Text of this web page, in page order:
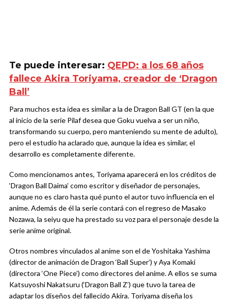
Te puede interesar: QEPD: a los 68 años
fallece Akira Toriyama, creador de ‘Dragon
Ball’
Para muchos esta idea es similar a la de Dragon Ball GT (en la que
al inicio de la serie Pilaf desea que Goku vuelva a ser un niño,
transformando su cuerpo, pero manteniendo su mente de adulto),
pero el estudio ha aclarado que, aunque la idea es similar, el
desarrollo es completamente diferente.
Como mencionamos antes, Toriyama aparecerá en los créditos de
‘Dragon Ball Daima’ como escritor y diseñador de personajes,
aunque no es claro hasta qué punto el autor tuvo influencia en el
anime. Además de él la serie contará con el regreso de Masako
Nozawa, la seiyu que ha prestado su voz para el personaje desde la
serie anime original.
Otros nombres vinculados al anime son el de Yoshitaka Yashima
(director de animación de Dragon ‘Ball Super’) y Aya Komaki
(directora ‘One Piece’) como directores del anime. A ellos se suma
Katsuyoshi Nakatsuru (‘Dragon Ball Z’) que tuvo la tarea de
adaptar los diseños del fallecido Akira. Toriyama diseña los